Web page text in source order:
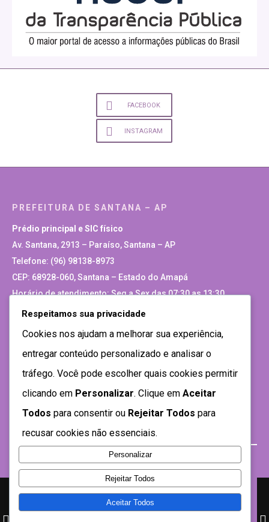
FACEBOOK
INSTAGRAM
PREFEITURA DE SANTANA – AP
Prédio principal e SIC físico
Av. Santana, 2913 – Paraíso, Santana – AP
Telefone: (96) 98138-8973
CEP: 68928-060, Santana – Estado do Amapá
Horário de atendimento: Seg a Sex das 07:30 as 13:30
Site Antigo
Respeitamos sua privacidade
Cookies nos ajudam a melhorar sua experiência,
entregar conteúdo personalizado e analisar o
tráfego. Você pode escolher quais cookies permitir
clicando em Personalizar. Clique em Aceitar
Todos para consentir ou Rejeitar Todos para
recusar cookies não essenciais.
Personalizar
Rejeitar Todos
Aceitar Todos